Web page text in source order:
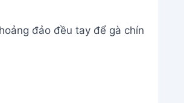
đảo đều tay để gà chín